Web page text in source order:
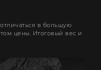
в большую
цены. Итоговый вес и